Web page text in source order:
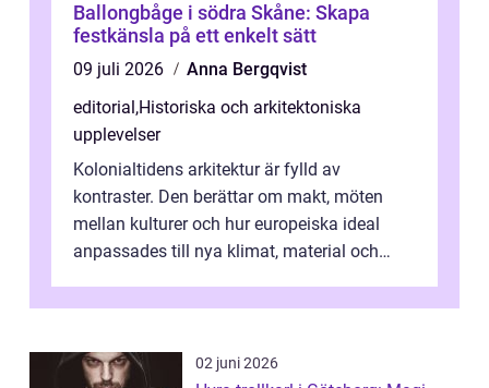
Ballongbåge i södra Skåne: Skapa
festkänsla på ett enkelt sätt
09 juli 2026
Anna Bergqvist
editorial,Historiska och arkitektoniska
upplevelser
Kolonialtidens arkitektur är fylld av
kontraster. Den berättar om makt, möten
mellan kulturer och hur europeiska ideal
anpassades till nya klimat, material och
02 juni 2026